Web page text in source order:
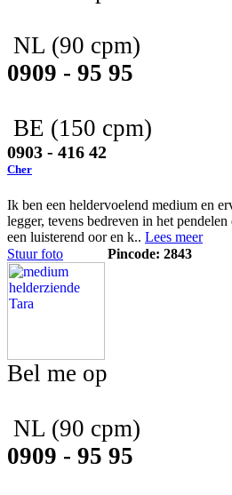
NL (90 cpm)
0909 - 95 95
BE (150 cpm)
0903 - 416 42
Cher
Ik ben een heldervoelend medium en
legger, tevens bedreven in het
een luisterend oor en k.. Lees meer
Stuur foto
Pincode: 2843
Bel me op
NL (90 cpm)
0909 - 95 95